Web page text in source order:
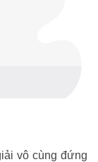
vô cùng đứng